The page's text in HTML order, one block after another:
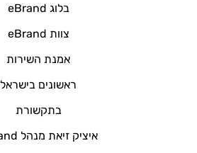
בלוג eBrand
צוות eBrand
אמנת השירות
ראשונים בישראל
בתקשורת
איציק זיאת מנהל eBrand